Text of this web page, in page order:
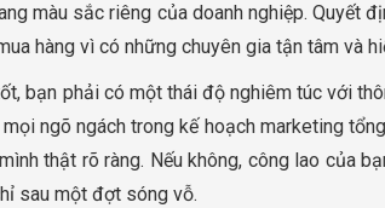
màu sắc riêng của doanh nghiệp. Quyết
hàng vì có những chuyên gia tận tâm và
bạn phải có một thái độ nghiêm túc với
ngõ ngách trong kế hoạch marketing
thật rõ ràng. Nếu không, công lao của
sau một đợt sóng vỗ.